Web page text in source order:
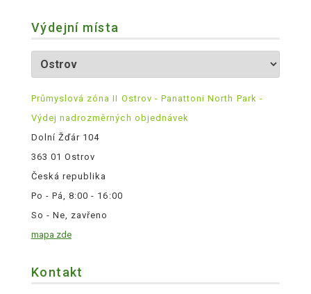
Výdejní místa
Průmyslová zóna II Ostrov - Panattoni North Park -
Výdej nadrozměrných objednávek
Dolní Žďár 104
363 01 Ostrov
Česká republika
Po - Pá, 8:00 - 16:00
So - Ne, zavřeno
mapa zde
Kontakt